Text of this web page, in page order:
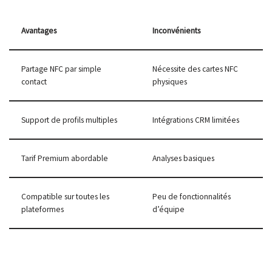
Avantages Inconvénients
Partage NFC par simple
contact
Nécessite des cartes NFC
physiques
Support de profils multiples Intégrations CRM limitées
Tarif Premium abordable Analyses basiques
Compatible sur toutes les
plateformes
Peu de fonctionnalités
d’équipe